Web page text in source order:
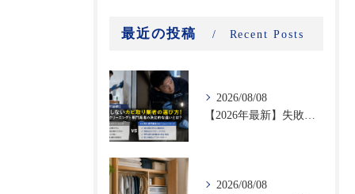
最近の投稿 Recent Posts
2026/08/08
2026/08/08